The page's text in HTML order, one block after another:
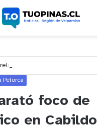
Petorca
foco de
en Cabildo